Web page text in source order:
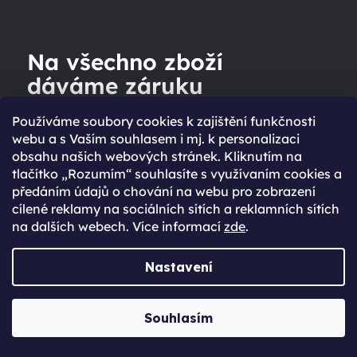
Používáme soubory cookies k zajištění funkčnosti
webu a s Vaším souhlasem i mj. k personalizaci
obsahu našich webových stránek. Kliknutím na
tlačítko „Rozumím“ souhlasíte s využívaním cookies a
předáním údajů o chování na webu pro zobrazení
cílené reklamy na sociálních sítích a reklamních sítích
na dalších webech. Více informací zde.
Nastavení
Souhlasím
Na všechno zboží
dáváme záruku
VÍCE INFORMACÍ